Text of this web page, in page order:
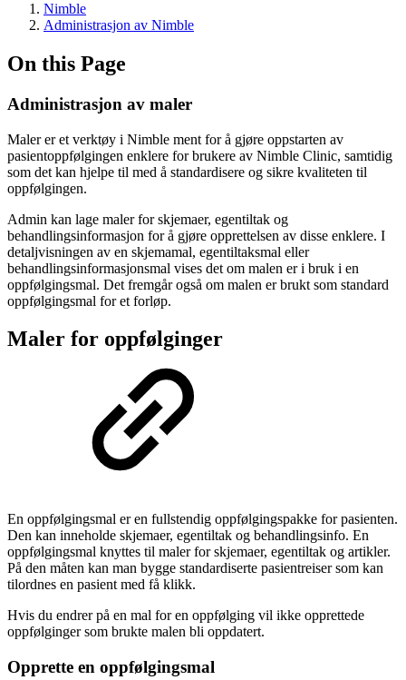
Nimble
Administrasjon av Nimble
On this Page
Administrasjon av maler
Maler er et verktøy i Nimble ment for å gjøre oppstarten av
pasientoppfølgingen enklere for brukere av Nimble Clinic, samtidig
som det kan hjelpe til med å standardisere og sikre kvaliteten til
oppfølgingen.
Admin kan lage maler for skjemaer, egentiltak og
behandlingsinformasjon for å gjøre opprettelsen av disse enklere. I
detaljvisningen av en skjemamal, egentiltaksmal eller
behandlingsinformasjonsmal vises det om malen er i bruk i en
oppfølgingsmal. Det fremgår også om malen er brukt som standard
oppfølgingsmal for et forløp.
Maler for oppfølginger
En oppfølgingsmal er en fullstendig oppfølgingspakke for pasienten.
Den kan inneholde skjemaer, egentiltak og behandlingsinfo. En
oppfølgingsmal knyttes til maler for skjemaer, egentiltak og artikler.
På den måten kan man bygge standardiserte pasientreiser som kan
tilordnes en pasient med få klikk.
Hvis du endrer på en mal for en oppfølging vil ikke opprettede
oppfølginger som brukte malen bli oppdatert.
Opprette en oppfølgingsmal